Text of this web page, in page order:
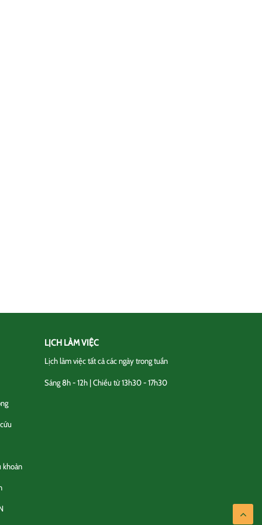
khoản
LỊCH LÀM VIỆC
Lịch làm việc tất cả các ngày trong tuần
Sáng 8h - 12h | Chiều từ 13h30 - 17h30